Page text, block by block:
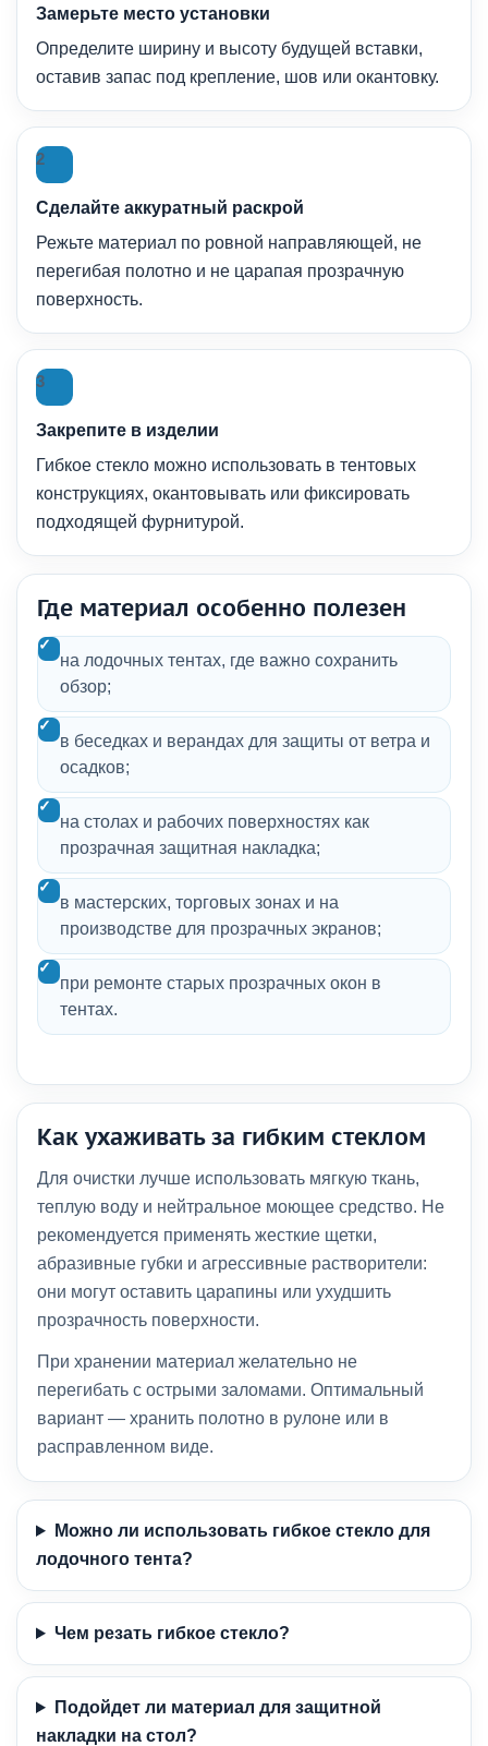
Замерьте место установки
Определите ширину и высоту будущей вставки,
оставив запас под крепление, шов или окантовку.
2
Сделайте аккуратный раскрой
Режьте материал по ровной направляющей, не
перегибая полотно и не царапая прозрачную
поверхность.
3
Закрепите в изделии
Гибкое стекло можно использовать в тентовых
конструкциях, окантовывать или фиксировать
подходящей фурнитурой.
Где материал особенно полезен
на лодочных тентах, где важно сохранить
обзор;
в беседках и верандах для защиты от ветра и
осадков;
на столах и рабочих поверхностях как
прозрачная защитная накладка;
в мастерских, торговых зонах и на
производстве для прозрачных экранов;
при ремонте старых прозрачных окон в
тентах.
Как ухаживать за гибким стеклом
Для очистки лучше использовать мягкую ткань,
теплую воду и нейтральное моющее средство. Не
рекомендуется применять жесткие щетки,
абразивные губки и агрессивные растворители:
они могут оставить царапины или ухудшить
прозрачность поверхности.
При хранении материал желательно не
перегибать с острыми заломами. Оптимальный
вариант — хранить полотно в рулоне или в
расправленном виде.
Можно ли использовать гибкое стекло для
лодочного тента?
Чем резать гибкое стекло?
Подойдет ли материал для защитной
накладки на стол?